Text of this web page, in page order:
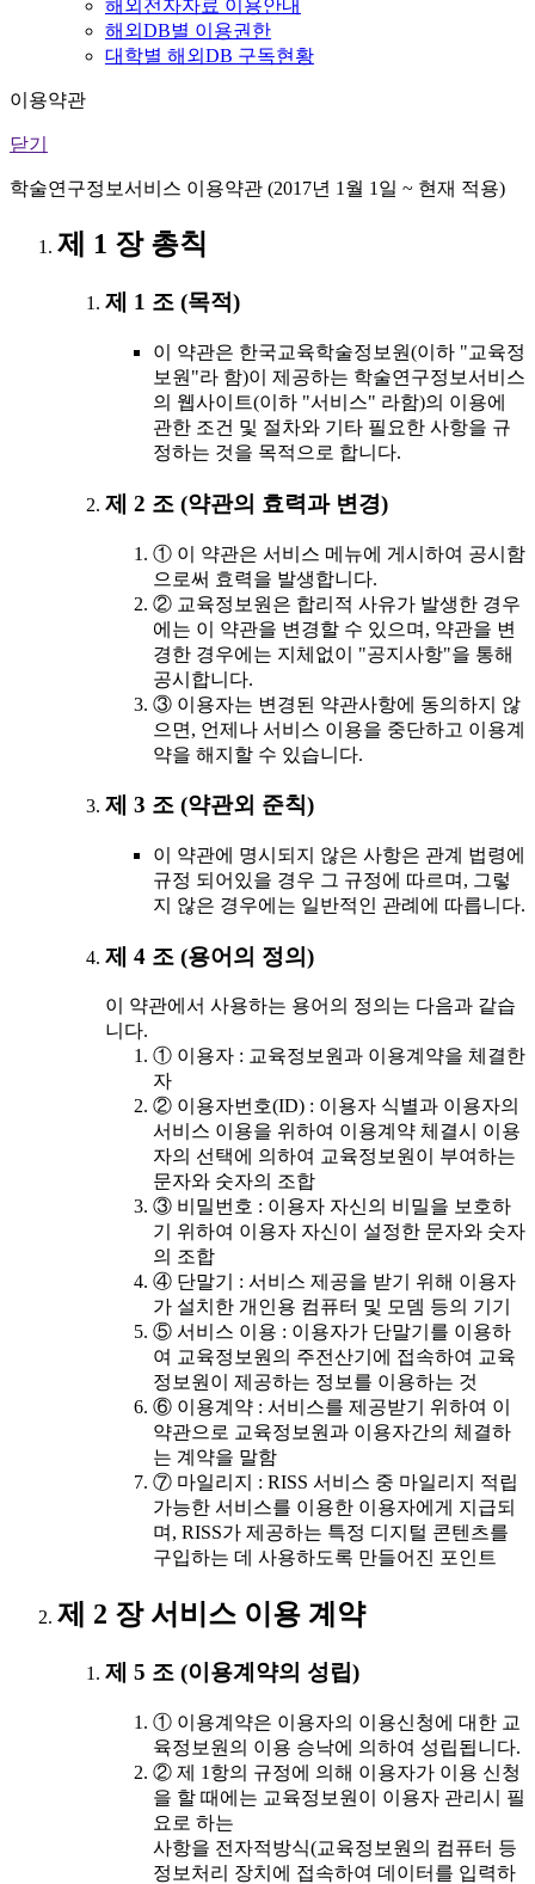
해외전자자료 이용안내
해외DB별 이용권한
대학별 해외DB 구독현황
이용약관
닫기
학술연구정보서비스 이용약관 (2017년 1월 1일 ~ 현재 적용)
제 1 장 총칙
제 1 조 (목적)
이 약관은 한국교육학술정보원(이하 "교육정
보원"라 함)이 제공하는 학술연구정보서비스
의 웹사이트(이하 "서비스" 라함)의 이용에
관한 조건 및 절차와 기타 필요한 사항을 규
정하는 것을 목적으로 합니다.
제 2 조 (약관의 효력과 변경)
① 이 약관은 서비스 메뉴에 게시하여 공시함
으로써 효력을 발생합니다.
② 교육정보원은 합리적 사유가 발생한 경우
에는 이 약관을 변경할 수 있으며, 약관을 변
경한 경우에는 지체없이 "공지사항"을 통해
공시합니다.
③ 이용자는 변경된 약관사항에 동의하지 않
으면, 언제나 서비스 이용을 중단하고 이용계
약을 해지할 수 있습니다.
제 3 조 (약관외 준칙)
이 약관에 명시되지 않은 사항은 관계 법령에
규정 되어있을 경우 그 규정에 따르며, 그렇
지 않은 경우에는 일반적인 관례에 따릅니다.
제 4 조 (용어의 정의)
이 약관에서 사용하는 용어의 정의는 다음과 같습
니다.
① 이용자 : 교육정보원과 이용계약을 체결한
자
② 이용자번호(ID) : 이용자 식별과 이용자의
서비스 이용을 위하여 이용계약 체결시 이용
자의 선택에 의하여 교육정보원이 부여하는
문자와 숫자의 조합
③ 비밀번호 : 이용자 자신의 비밀을 보호하
기 위하여 이용자 자신이 설정한 문자와 숫자
의 조합
④ 단말기 : 서비스 제공을 받기 위해 이용자
가 설치한 개인용 컴퓨터 및 모뎀 등의 기기
⑤ 서비스 이용 : 이용자가 단말기를 이용하
여 교육정보원의 주전산기에 접속하여 교육
정보원이 제공하는 정보를 이용하는 것
⑥ 이용계약 : 서비스를 제공받기 위하여 이
약관으로 교육정보원과 이용자간의 체결하
는 계약을 말함
⑦ 마일리지 : RISS 서비스 중 마일리지 적립
가능한 서비스를 이용한 이용자에게 지급되
며, RISS가 제공하는 특정 디지털 콘텐츠를
구입하는 데 사용하도록 만들어진 포인트
제 2 장 서비스 이용 계약
제 5 조 (이용계약의 성립)
① 이용계약은 이용자의 이용신청에 대한 교
육정보원의 이용 승낙에 의하여 성립됩니다.
② 제 1항의 규정에 의해 이용자가 이용 신청
을 할 때에는 교육정보원이 이용자 관리시 필
요로 하는
사항을 전자적방식(교육정보원의 컴퓨터 등
정보처리 장치에 접속하여 데이터를 입력하